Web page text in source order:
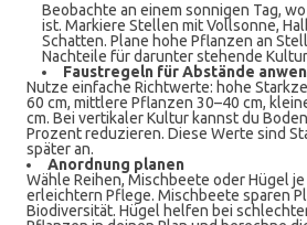
Beobachte an einem sonnigen Tag,
ist. Markiere Stellen mit Vollsonne,
Schatten. Plane hohe Pflanzen an
Nachteile für darunter stehende
Faustregeln für Abstände
Nutze einfache Richtwerte: hohe
60 cm, mittlere Pflanzen 30–40 cm,
cm. Bei vertikaler Kultur kannst du
Prozent reduzieren. Diese Werte sind
später an.
Anordnung planen
Wähle Reihen, Mischbeete oder Hügel
erleichtern Pflege. Mischbeete sparen
Biodiversität. Hügel helfen bei